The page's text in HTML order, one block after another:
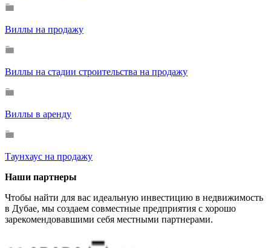
Виллы на продажу
Виллы на стадии строительства на продажу
Виллы в аренду
Таунхаус на продажу
Наши партнеры
Чтобы найти для вас идеальную инвестицию в недвижимость
в Дубае, мы создаем совместные предприятия с хорошо
зарекомендовавшими себя местными партнерами.